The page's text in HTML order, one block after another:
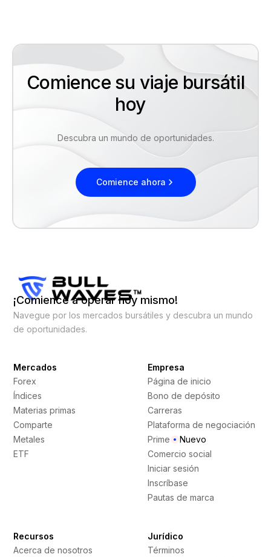
Comience su viaje bursátil
hoy
Descubra un mundo de oportunidades.
Comience ahora
¡Comience a operar hoy mismo!
Navegue por los mercados bursátiles y descubra un mundo
de oportunidades.
Mercados
Forex
Índices
Materias primas
Comparte
Metales
ETF
Empresa
Página de inicio
Bono de depósito
Carreras
Plataforma de negociación
Prime
Nuevo
Comercio social
Iniciar sesión
Inscríbase
Pautas de marca
Recursos
Acerca de nosotros
Jurídico
Términos